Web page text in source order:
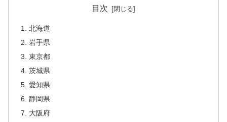
目次
北海道
岩手県
東京都
茨城県
愛知県
静岡県
大阪府